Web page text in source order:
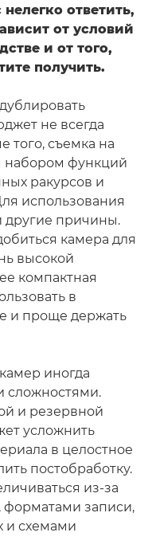
ответить,
от условий
и от того,
получить.
не всегда
того, съемка на
набором функций
ракурсов и
использования
другие причины.
камера для
высокой
компактная
в
и проще держать
иногда
сложностями.
и резервной
усложнить
в целостное
постобработку.
из-за
форматами записи,
и схемами